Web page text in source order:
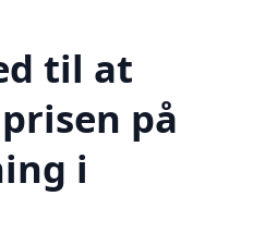
til at
på
i